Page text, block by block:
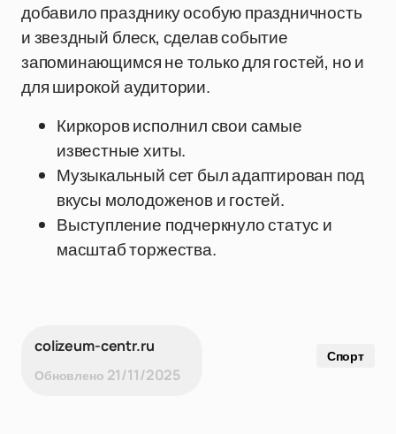
добавило празднику особую праздничность
и звездный блеск, сделав событие
запоминающимся не только для гостей, но и
для широкой аудитории.
Киркоров исполнил свои самые
известные хиты.
Музыкальный сет был адаптирован под
вкусы молодоженов и гостей.
Выступление подчеркнуло статус и
масштаб торжества.
colizeum-centr.ru
Обновлено 21/11/2025
Спорт